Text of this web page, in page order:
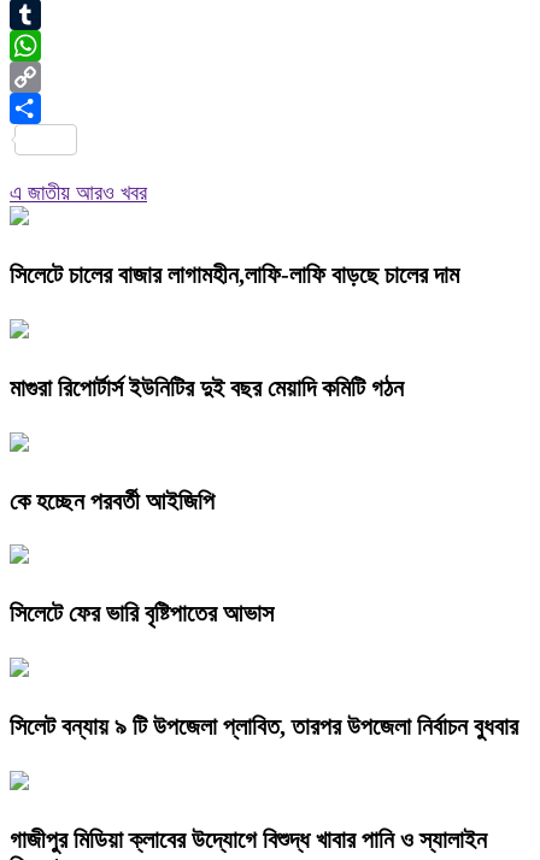
Pinterest
Tumblr
WhatsApp
Copy
Link
এ জাতীয় আরও খবর
সিলেটে চালের বাজার লাগামহীন,লাফি-লাফি বাড়ছে চালের দাম
মাগুরা রিপোর্টার্স ইউনিটির দুই বছর মেয়াদি কমিটি গঠন
কে হচ্ছেন পরবর্তী আইজিপি
সিলেটে ফের ভারি বৃষ্টিপাতের আভাস
সিলেট বন্যায় ৯ টি উপজেলা প্লাবিত, তারপর উপজেলা নির্বাচন বুধবার
গাজীপুর মিডিয়া ক্লাবের উদ্যোগে বিশুদ্ধ খাবার পানি ও স্যালাইন